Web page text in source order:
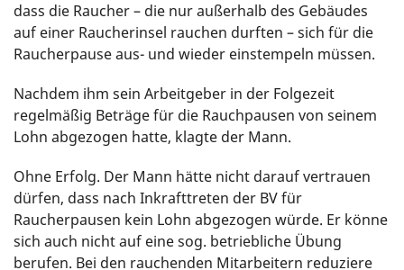
dass die Raucher – die nur außerhalb des Gebäudes
auf einer Raucherinsel rauchen durften – sich für die
Raucherpause aus- und wieder einstempeln müssen.
Nachdem ihm sein Arbeitgeber in der Folgezeit
regelmäßig Beträge für die Rauchpausen von seinem
Lohn abgezogen hatte, klagte der Mann.
Ohne Erfolg. Der Mann hätte nicht darauf vertrauen
dürfen, dass nach Inkrafttreten der BV für
Raucherpausen kein Lohn abgezogen würde. Er könne
sich auch nicht auf eine sog. betriebliche Übung
berufen. Bei den rauchenden Mitarbeitern reduziere